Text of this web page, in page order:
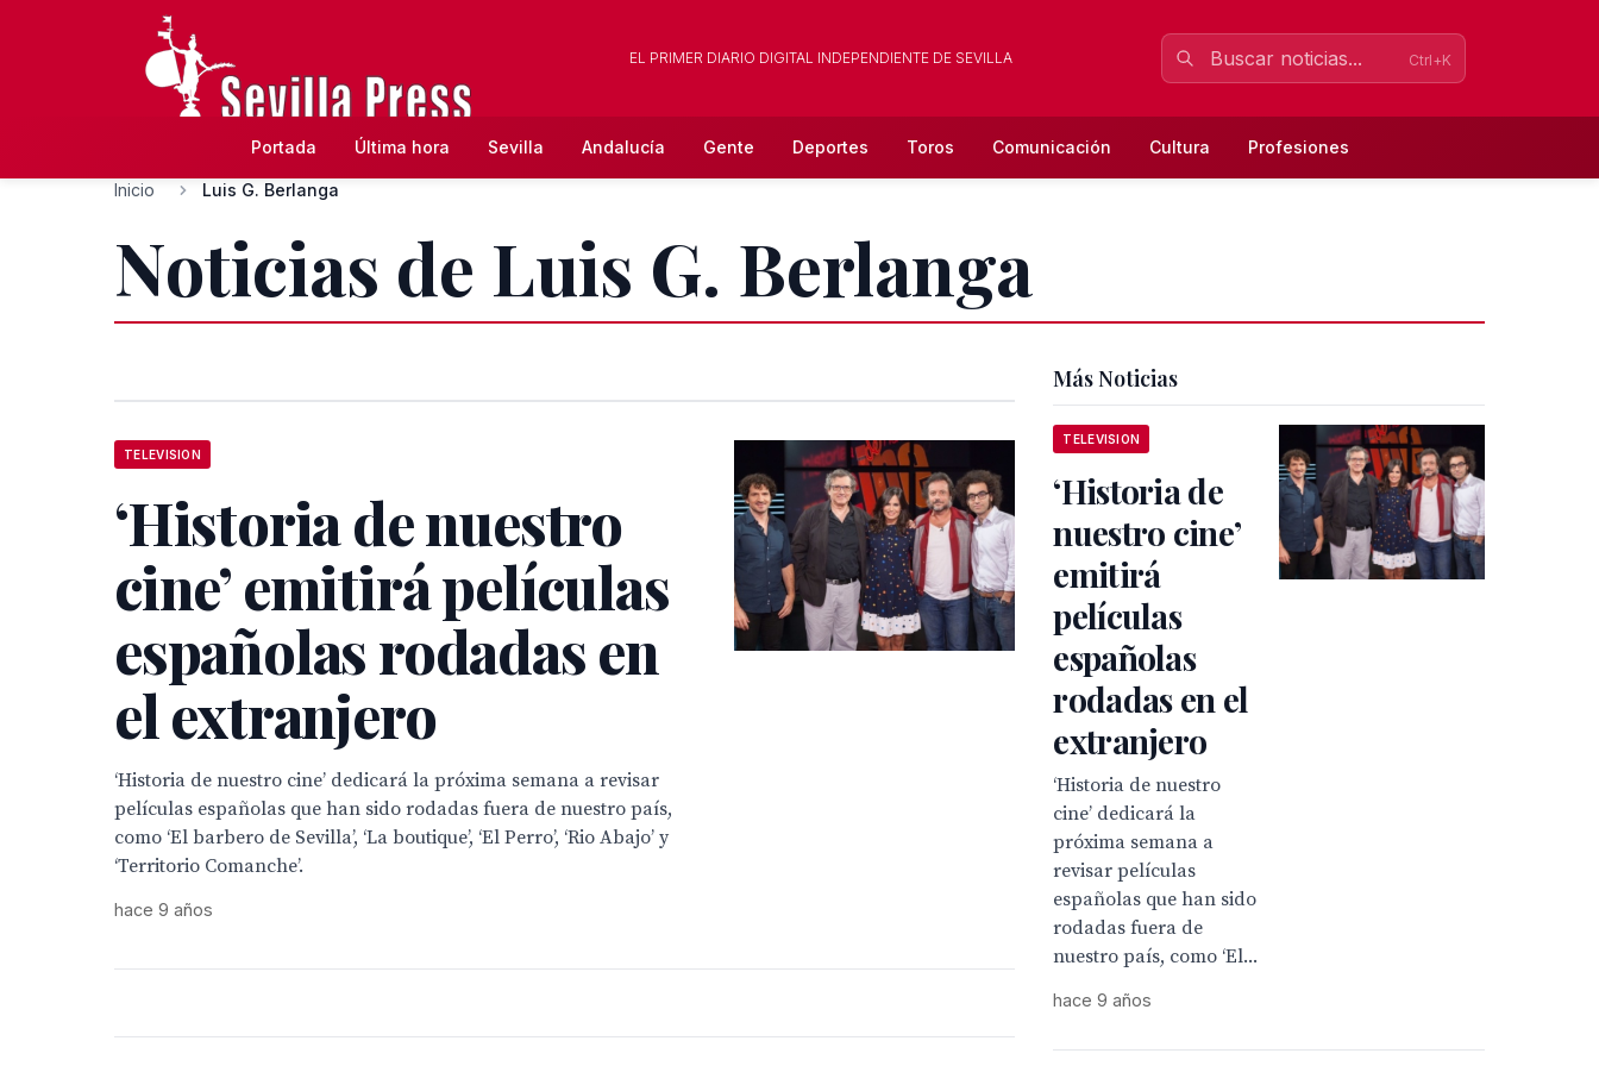
EL PRIMER DIARIO DIGITAL INDEPENDIENTE DE SEVILLA Ctrl+K
Portada Última hora Sevilla Andalucía Gente Deportes Toros Comunicación Cultura Profesiones
Inicio Luis G. Berlanga
Noticias de Luis G. Berlanga
TELEVISION
‘Historia de nuestro
cine’ emitirá películas
españolas rodadas en
el extranjero
‘Historia de nuestro cine’ dedicará la próxima semana a revisar
películas españolas que han sido rodadas fuera de nuestro país,
como ‘El barbero de Sevilla’, ‘La boutique’, ‘El Perro’, ‘Rio Abajo’ y
‘Territorio Comanche’.
hace 9 años
Más Noticias
TELEVISION
‘Historia de
nuestro cine’
emitirá
películas
españolas
rodadas en el
extranjero
‘Historia de nuestro
cine’ dedicará la
próxima semana a
revisar películas
españolas que han sido
rodadas fuera de
nuestro país, como ‘El...
hace 9 años